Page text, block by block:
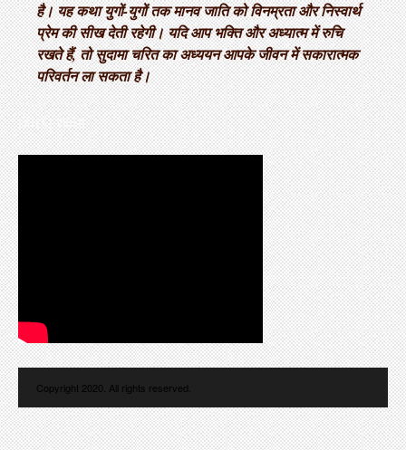
है। यह कथा युगों-युगों तक मानव जाति को विनम्रता और निस्वार्थ
प्रेम की सीख देती रहेगी। यदि आप भक्ति और अध्यात्म में रुचि
रखते हैं, तो सुदामा चरित का अध्ययन आपके जीवन में सकारात्मक
परिवर्तन ला सकता है।
LATEST VIDEO
Copyright 2020. All rights reserved.